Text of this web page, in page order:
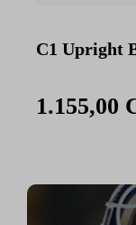
C1 Upright
1.155,00